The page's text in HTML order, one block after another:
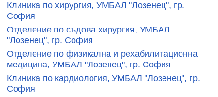
Клиника по хирургия, УМБАЛ "Лозенец", гр.
София
Отделение по съдова хирургия, УМБАЛ
"Лозенец", гр. София
Отделение по физикална и рехабилитационна
медицина, УМБАЛ "Лозенец", гр. София
Клиника по кардиология, УМБАЛ "Лозенец", гр.
София